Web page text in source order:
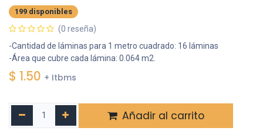
199 disponibles
(0 reseña)
-Cantidad de láminas para 1 metro cuadrado: 16 láminas
-Área que cubre cada lámina: 0.064 m2.
$ 1.50 + Itbms
Añadir al carrito